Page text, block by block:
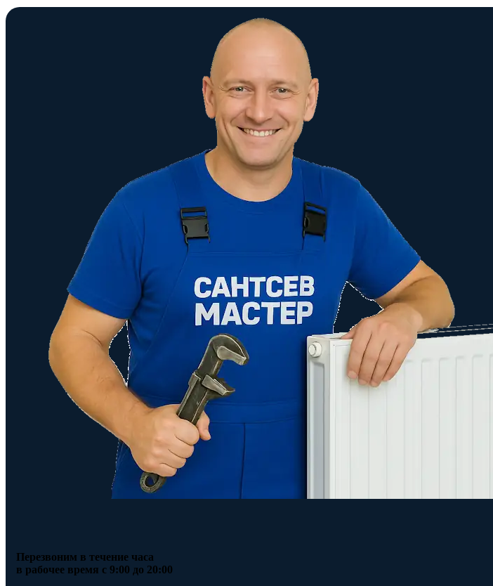
Перезвоним в течение часа
в рабочее время с 9:00 до 20:00